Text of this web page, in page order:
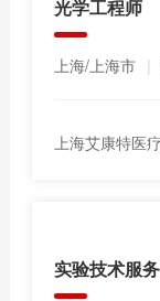
光学工程师
上海/上海市 |
上海艾康特医
实验技术服